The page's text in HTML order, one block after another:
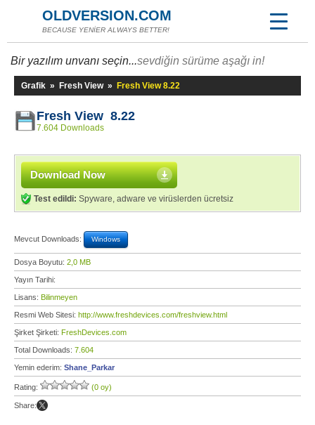
OLDVERSION.COM
BECAUSE YENİER ALWAYS BETTER!
Bir yazılım unvanı seçin...sevdiğin sürüme aşağı in!
Grafik » Fresh View » Fresh View 8.22
Fresh View 8.22
7.604 Downloads
Download Now
Test edildi: Spyware, adware ve virüslerden ücretsiz
Mevcut Downloads: Windows
Dosya Boyutu: 2,0 MB
Yayın Tarihi:
Lisans: Bilinmeyen
Resmi Web Sitesi: http://www.freshdevices.com/freshview.html
Şirket Şirketi: FreshDevices.com
Total Downloads: 7.604
Yemin ederim: Shane_Parkar
Rating: (0 oy)
Share: